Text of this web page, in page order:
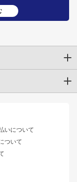
いについて
ついて
イン
ン
イン